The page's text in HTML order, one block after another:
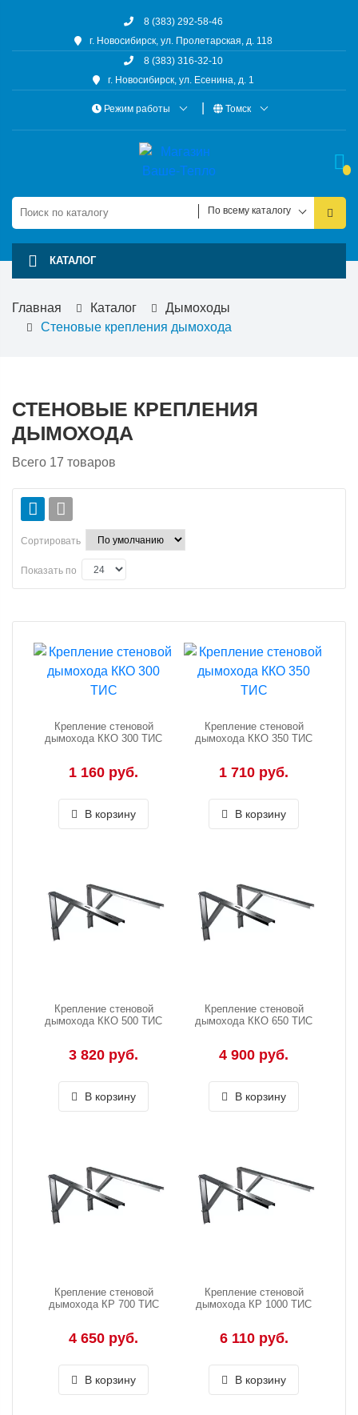
8 (383) 292-58-46
г. Новосибирск, ул. Пролетарская, д. 118
8 (383) 316-32-10
г. Новосибирск, ул. Есенина, д. 1
Режим работы Томск
По всему каталогу
КАТАЛОГ
Главная Каталог
Дымоходы
Стеновые крепления дымохода
СТЕНОВЫЕ КРЕПЛЕНИЯ
ДЫМОХОДА
Всего 17 товаров
Сортировать
Показать по
Крепление стеновой
дымохода ККО 300 ТИС
1 160 руб.
В корзину
Крепление стеновой
дымохода ККО 350 ТИС
1 710 руб.
В корзину
Крепление стеновой
дымохода ККО 500 ТИС
3 820 руб.
В корзину
Крепление стеновой
дымохода ККО 650 ТИС
4 900 руб.
В корзину
Крепление стеновой
дымохода КР 700 ТИС
4 650 руб.
В корзину
Крепление стеновой
дымохода КР 1000 ТИС
6 110 руб.
В корзину